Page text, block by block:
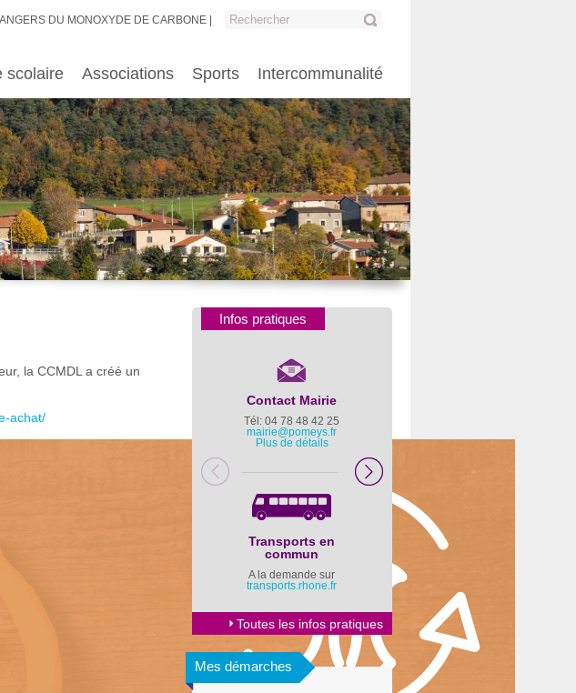
DU MONOXYDE DE CARBONE
scolaire Associations Sports Intercommunalité
la CCMDL a créé un
achat/
Infos pratiques
Contact Mairie
Tél: 04 78 48 42 25
mairie@pomeys.fr
Plus de détails
Transports en
commun
A la demande sur
transports.rhone.fr
Horaires Mairie
Toutes les infos pratiques
Mes démarches